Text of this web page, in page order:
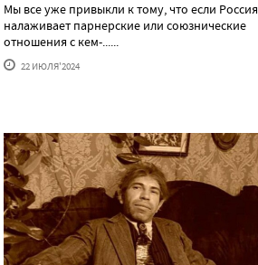
Мы все уже привыкли к тому, что если Россия
налаживает парнерские или союзнические
отношения с кем-......
22 ИЮЛЯ'2024